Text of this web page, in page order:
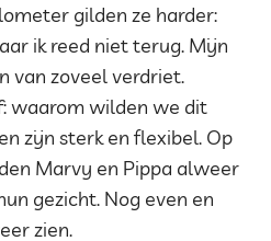
gilden ze harder:
ik reed niet terug. Mijn
van zoveel verdriet.
waarom wilden we dit
zijn sterk en flexibel. Op
Marvy en Pippa alweer
gezicht. Nog even en
zien.